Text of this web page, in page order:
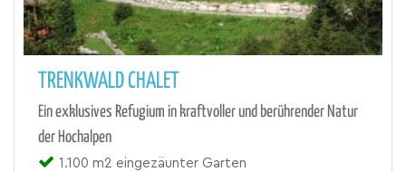
TRENKWALD CHALET
Ein exklusives Refugium in kraftvoller und berührender Natur
der Hochalpen
1.100 m2 eingezäunter Garten